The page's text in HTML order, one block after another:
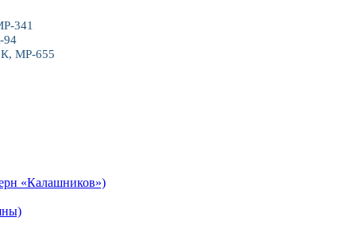
341
94
МР-655
«Калашников»)